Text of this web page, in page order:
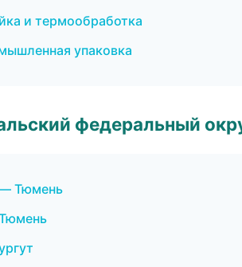
и термообработка
упаковка
федеральный
— Тюмень